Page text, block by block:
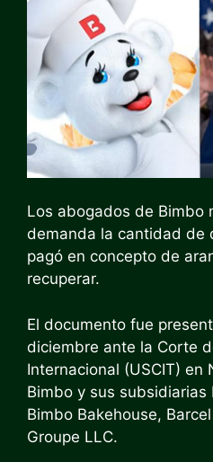
Los abogados de Bimbo
demanda la cantidad de
pagó en concepto de
recuperar.
El documento fue
diciembre ante la Corte
Internacional (USCIT) en
Bimbo y sus subsidiarias
Bimbo Bakehouse,
Groupe LLC.